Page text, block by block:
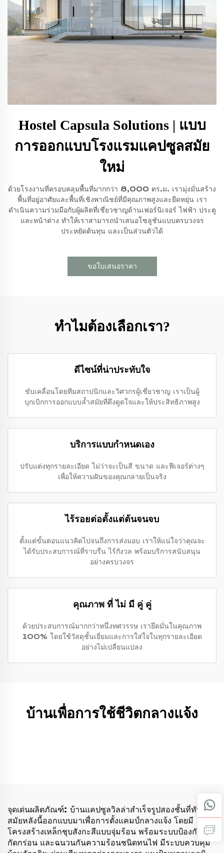
Hostel Capsula Solutions | แบบ
การออกแบบโรงแรมแคปซูลสมัย
ใหม่
ด้วยโรงงานที่ครอบคลุมพื้นที่มากกว่า 8,000 ตร.ม. เรามุ่งมั่นสร้าง
พื้นที่อยู่อาศัยและพื้นที่เชิงพาณิชย์ที่มีคุณภาพสูงและยืดหยุ่น เรา
ดำเนินความร่วมมือกับผู้ผลิตที่เชี่ยวชาญด้านเฟอร์นิเจอร์ ไฟฟ้า ประตู
และหน้าต่าง ทำให้เราสามารถนำเสนอโซลูชันแบบครบวงจร
ประหยัดต้นทุน และเป็นส่วนตัวได้
ขอใบเสนอราคา
ทำไมต้องเลือกเรา?
ดีไซน์ที่น่าประทับใจ
ขับเคลื่อนโดยทีมสถาปนิกและวิศวกรผู้เชี่ยวชาญ เราเป็นผู้
บุกเบิกการออกแบบล้ำสมัยที่ดึงดูดใจและให้ประสิทธิภาพสูง
บริการแบบกำหนดเอง
ปรับแต่งทุกรายละเอียด ไม่ว่าจะเป็นสี ขนาด และฟีเจอร์ต่างๆ
เพื่อให้ความฝันของคุณกลายเป็นจริง
ไร้รอยต่อตั้งแต่ต้นจนจบ
ตั้งแต่ขั้นตอนแนวคิดไปจนถึงการส่งมอบ เราให้แน่ใจว่าคุณจะ
ได้รับประสบการณ์ที่ราบรื่น ไร้กังวล พร้อมบริการสนับสนุน
อย่างครบวงจร
คุณภาพ ที่ ไม่ มี คู่ คู่
ด้วยประสบการณ์มากกว่าหนึ่งทศวรรษ เรายึดมั่นในคุณภาพ
100% โดยใช้วัสดุชั้นเยี่ยมและการใส่ใจในทุกรายละเอียด
อย่างไม่เปลี่ยนแปลง
บ้านเพื่อการใช้ชีวิตกลางแจ้ง
จุดเด่นผลิตภัณฑ์: บ้านแคปซูลวิลล่าสำเร็จรูปสองชั้นที่ทัน
สมัยหลังนี้ออกแบบมาเพื่อการตั้งแคมป์กลางแจ้ง โดยมี
โครงสร้างเหล็กชุบสังกะสีแบบจุ่มร้อน พร้อมระบบป้องกันการ
กัดกร่อน และฉนวนกันความร้อนชนิดทนไฟ มีระบบควบคุม